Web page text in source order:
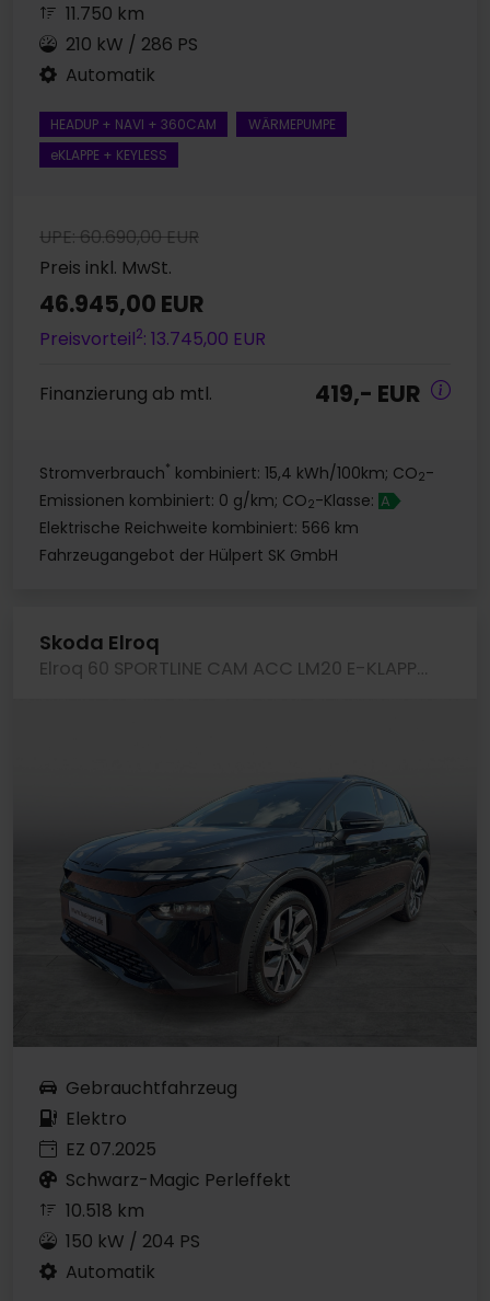
11.750 km
210 kW / 286 PS
Automatik
HEADUP + NAVI + 360CAM
WÄRMEPUMPE
eKLAPPE + KEYLESS
UPE: 60.690,00 EUR
Preis inkl. MwSt.
46.945,00 EUR
Preisvorteil2: 13.745,00 EUR
Finanzierung ab mtl. 419,- EUR
Stromverbrauch* kombiniert: 15,4 kWh/100km; CO2-
Emissionen kombiniert: 0 g/km; CO2-Klasse: A
Elektrische Reichweite kombiniert: 566 km
Fahrzeugangebot der Hülpert SK GmbH
Skoda Elroq
Elroq 60 SPORTLINE CAM ACC LM20 E-KLAPPE NAVI
Gebrauchtfahrzeug
Elektro
EZ 07.2025
Schwarz-Magic Perleffekt
10.518 km
150 kW / 204 PS
Automatik